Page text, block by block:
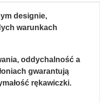
designie,
warunkach
oddychalność a
gwarantują
rękawiczki.